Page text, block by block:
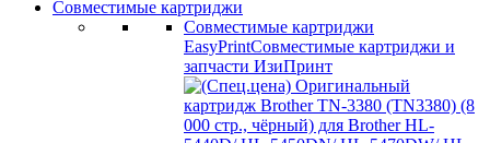
Совместимые картриджи
Совместимые картриджи
EasyPrintСовместимые картриджи и
запчасти ИзиПринт